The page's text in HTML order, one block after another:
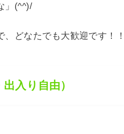
」(^^)/
どなたでも大歓迎です！！
入り自由）